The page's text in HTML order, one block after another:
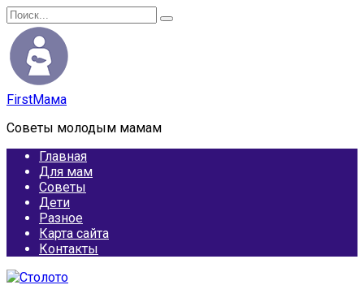
Перейти
к
содержанию
Search
for:
FirstМама
Советы молодым мамам
Главная
Для мам
Советы
Дети
Разное
Карта сайта
Контакты